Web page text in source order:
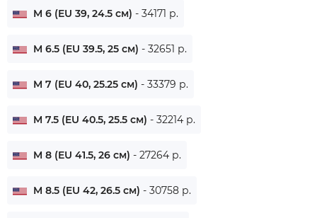
M 6 (EU 39, 24.5 см) - 34171 р.
M 6.5 (EU 39.5, 25 см) - 32651 р.
M 7 (EU 40, 25.25 см) - 33379 р.
M 7.5 (EU 40.5, 25.5 см) - 32214 р.
M 8 (EU 41.5, 26 см) - 27264 р.
M 8.5 (EU 42, 26.5 см) - 30758 р.